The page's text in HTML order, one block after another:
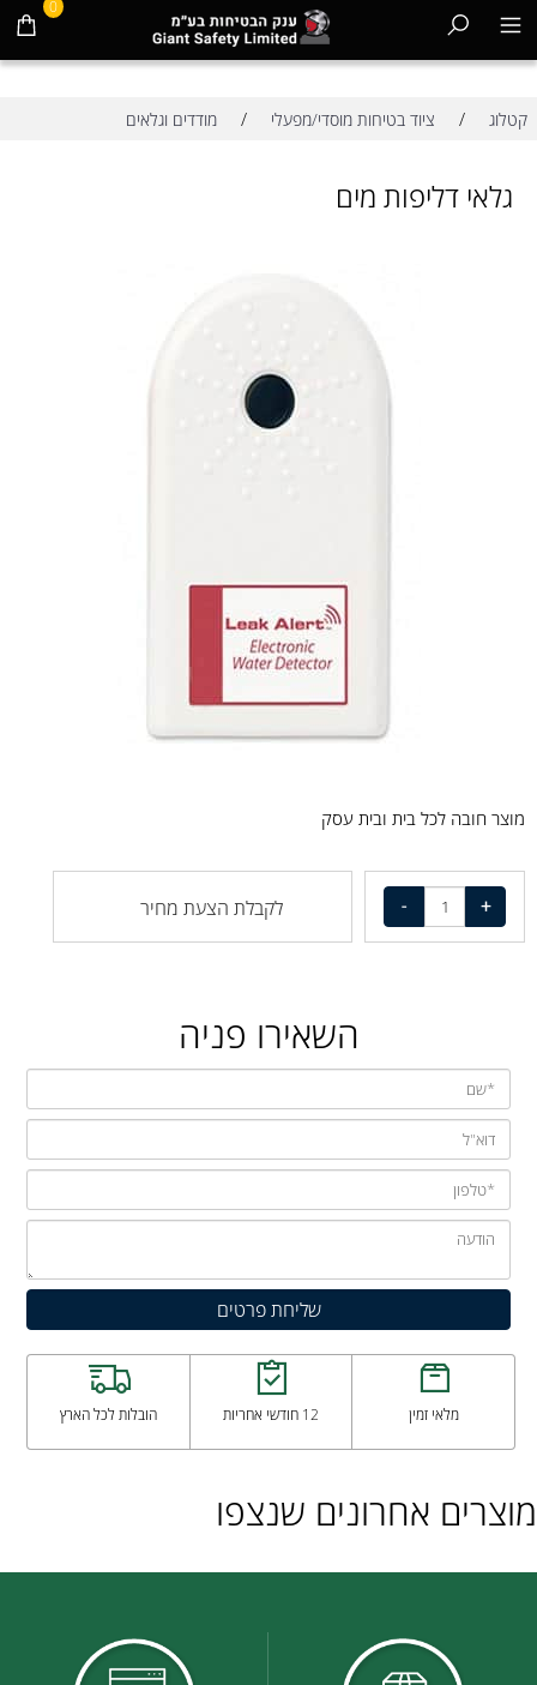
0
קטלוג / ציוד בטיחות מוסדי/מפעלי / מודדים וגלאים
גלאי דליפות מים
מוצר חובה לכל בית ובית עסק
לקבלת הצעת מחיר
השאירו פניה
מלאי זמין 12 חודשי אחריות הובלות לכל הארץ
מוצרים אחרונים שנצפו